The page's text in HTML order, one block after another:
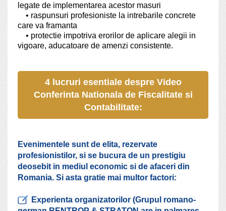
legate de implementarea acestor masuri
• raspunsuri profesioniste la intrebarile concrete
care va framanta
• protectie impotriva erorilor de aplicare alegii in
vigoare, aducatoare de amenzi consistente.
4 lucruri esentiale despre Video
Conferinta Nationala de Fiscalitate si
Contabilitate:
Evenimentele sunt de elita, rezervate
profesionistilor, si se bucura de un prestigiu
deosebit in mediul economic si de afaceri din
Romania. Si asta gratie mai multor factori:
Experienta organizatorilor (Grupul romano-